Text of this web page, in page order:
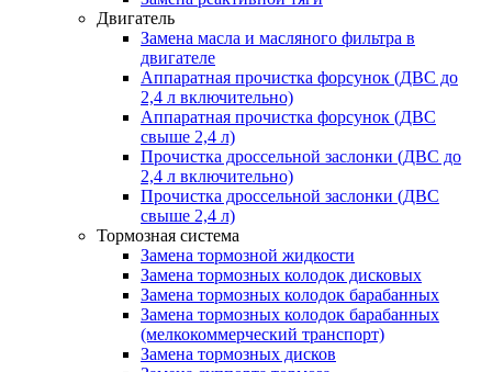
Двигатель
Замена масла и масляного фильтра в
двигателе
Аппаратная прочистка форсунок (ДВС до
2,4 л включительно)
Аппаратная прочистка форсунок (ДВС
свыше 2,4 л)
Прочистка дроссельной заслонки (ДВС до
2,4 л включительно)
Прочистка дроссельной заслонки (ДВС
свыше 2,4 л)
Тормозная система
Замена тормозной жидкости
Замена тормозных колодок дисковых
Замена тормозных колодок барабанных
Замена тормозных колодок барабанных
(мелкокоммерческий транспорт)
Замена тормозных дисков